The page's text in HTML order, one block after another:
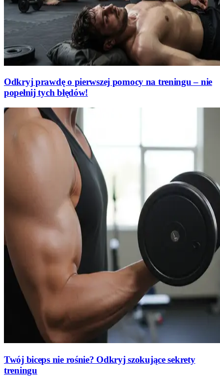
Odkryj prawdę o pierwszej pomocy na treningu – nie
popełnij tych błędów!
Twój biceps nie rośnie? Odkryj szokujące sekrety
treningu